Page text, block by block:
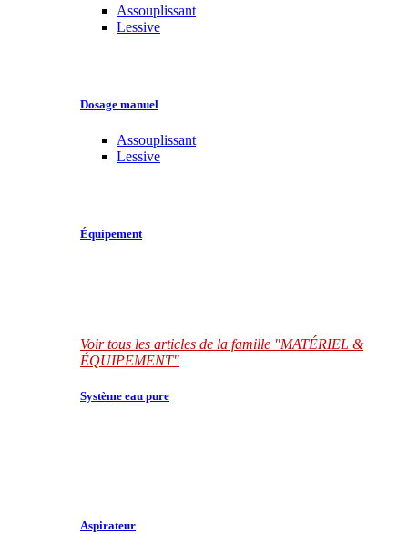
Assouplissant
Lessive
Dosage manuel
Assouplissant
Lessive
Équipement
Voir tous les articles de la famille "MATÉRIEL &
ÉQUIPEMENT"
Système eau pure
Aspirateur